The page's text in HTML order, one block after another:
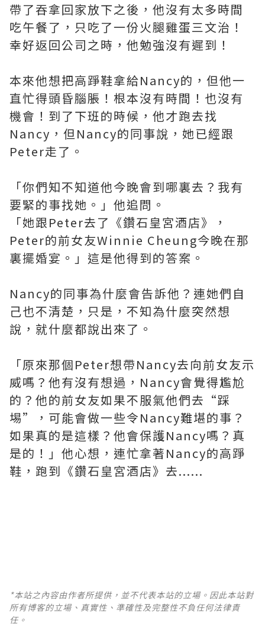
帶了吞拿回家放下之後，他沒有太多時間
吃午餐了，只吃了一份火腿雞蛋三文治！
幸好返回公司之時，他勉強沒有遲到！
本來他想把高踭鞋拿給Nancy的，但他一
直忙得頭昏腦脹！根本沒有時間！也沒有
機會！到了下班的時候，他才跑去找
Nancy，但Nancy的同事說，她已經跟
Peter走了。
「你們知不知道他今晚會到哪裏去？我有
要緊的事找她。」他追問。
「她跟Peter去了《鑽石皇宮酒店》，
Peter的前女友Winnie Cheung今晚在那
裏擺婚宴。」這是他得到的答案。
Nancy的同事為什麼會告訴他？連她們自
己也不清楚，只是，不知為什麼突然想
說，就什麼都說出來了。
「原來那個Peter想帶Nancy去向前女友示
威嗎？他有沒有想過，Nancy會覺得尷尬
的？他的前女友如果不服氣他們去“踩
埸”，可能會做一些令Nancy難堪的事？
如果真的是這樣？他會保護Nancy嗎？真
是的！」他心想，連忙拿著Nancy的高踭
鞋，跑到《鑽石皇宮酒店》去......
*本站之內容由作者所提供，並不代表本站的立場。因此本站對
所有博客的立場、真實性、準確性及完整性不負任何法律責
任。